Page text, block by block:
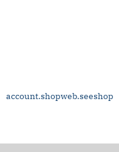
account.shopweb.seeshop